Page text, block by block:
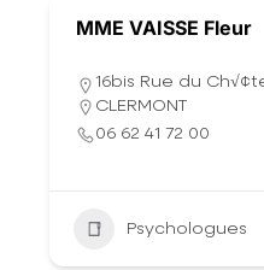
MME VAISSE Fleur
16bis Rue du
CLERMONT
06 62 41 72 00
Psychologues